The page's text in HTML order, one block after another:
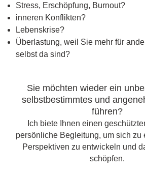
Stress, Erschöpfung, Burnout?
inneren Konflikten?
Lebenskrise?
Überlastung, weil Sie mehr für
selbst da sind?
Sie möchten wieder ein
selbstbestimmtes und
führen?
Ich biete Ihnen einen
persönliche Begleitung, um sich zu
Perspektiven zu entwickeln und
schöpfen.